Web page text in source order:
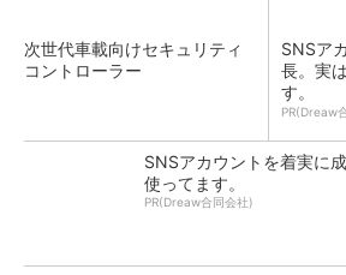
次世代車載向けセキュリティ
コントローラー
SNSア
長。実
す。
PR(Dreaw
SNSアカウントを着実に
使ってます。
PR(Dreaw合同会社)